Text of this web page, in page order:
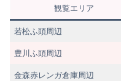
観覧エリア
若松ふ頭周辺
豊川ふ頭周辺
金森赤レンガ倉庫周辺